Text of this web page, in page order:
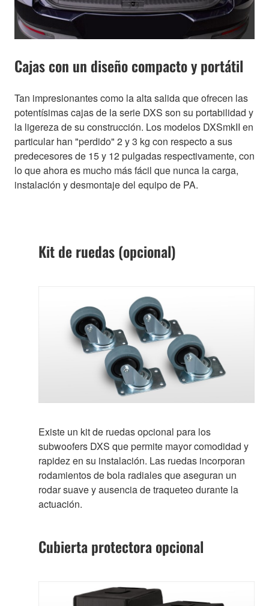
Cajas con un diseño compacto y portátil
Tan impresionantes como la alta salida que ofrecen las
potentísimas cajas de la serie DXS son su portabilidad y
la ligereza de su construcción. Los modelos DXSmkII en
particular han "perdido" 2 y 3 kg con respecto a sus
predecesores de 15 y 12 pulgadas respectivamente, con
lo que ahora es mucho más fácil que nunca la carga,
instalación y desmontaje del equipo de PA.
Kit de ruedas (opcional)
Existe un kit de ruedas opcional para los
subwoofers DXS que permite mayor comodidad y
rapidez en su instalación. Las ruedas incorporan
rodamientos de bola radiales que aseguran un
rodar suave y ausencia de traqueteo durante la
actuación.
Cubierta protectora opcional